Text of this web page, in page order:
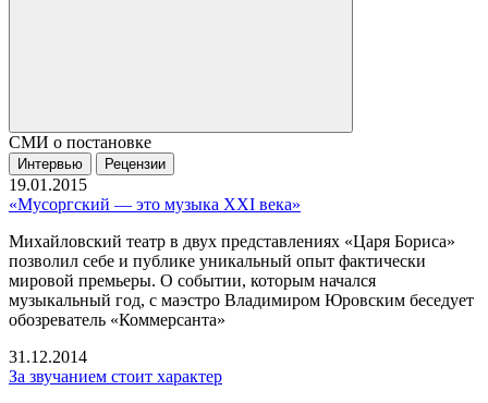
СМИ о постановке
Интервью Рецензии
19.01.2015
«Мусоргский — это музыка XXI века»
Михайловский театр в двух представлениях «Царя Бориса»
позволил себе и публике уникальный опыт фактически
мировой премьеры. О событии, которым начался
музыкальный год, с маэстро Владимиром Юровским беседует
обозреватель «Коммерсанта»
31.12.2014
За звучанием стоит характер